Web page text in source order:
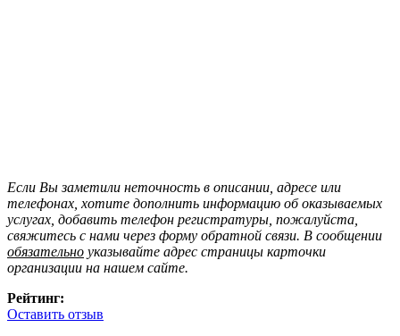
Если Вы заметили неточность в описании, адресе или
телефонах, хотите дополнить информацию об оказываемых
услугах, добавить телефон регистратуры, пожалуйста,
свяжитесь с нами через форму обратной связи. В сообщении
обязательно указывайте адрес страницы карточки
организации на нашем сайте.
Рейтинг:
Оставить отзыв